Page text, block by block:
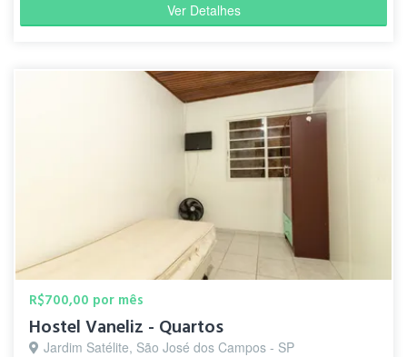
Ver Detalhes
R$700,00 por mês
Hostel Vaneliz - Quartos
Jardim Satélite, São José dos Campos - SP